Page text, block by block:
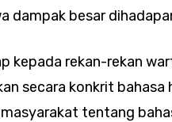
dampak besar
kepada rekan-rekan
secara konkrit bahasa
tentang